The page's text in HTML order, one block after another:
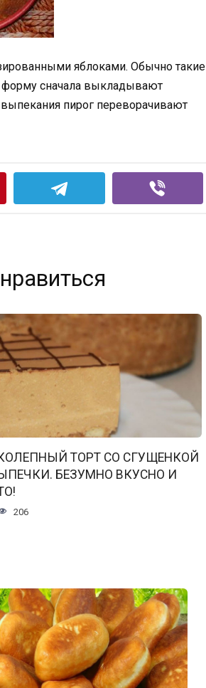
яблоками. Обычно такие
форму сначала выкладывают
пирог переворачивают
ТОРТ СО СГУЩЕНКОЙ
БЕЗУМНО ВКУСНО И
206